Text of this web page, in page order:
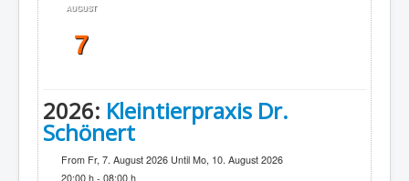
AUGUST
7
2026: Kleintierpraxis Dr.
Schönert
From Fr, 7. August 2026 Until Mo, 10. August 2026
20:00 h - 08:00 h